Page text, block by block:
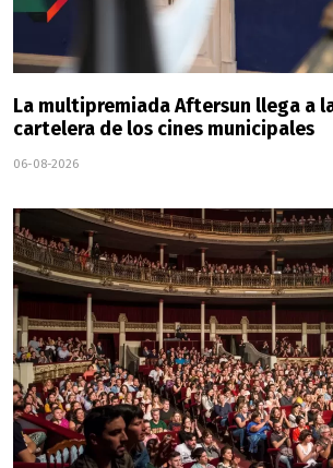
La multipremiada Aftersun llega a
cartelera de los cines municipales
06-08-2026